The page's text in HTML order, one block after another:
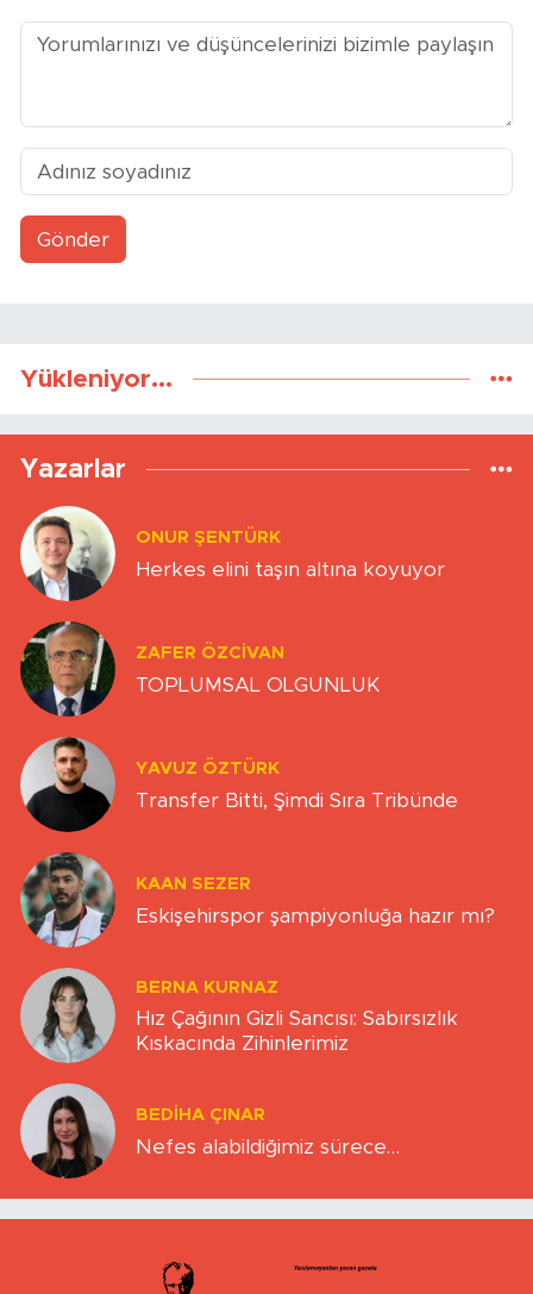
Gönder
Yükleniyor...
Yazarlar
ONUR ŞENTÜRK
Herkes elini taşın altına koyuyor
ZAFER ÖZCIVAN
TOPLUMSAL OLGUNLUK
YAVUZ ÖZTÜRK
Transfer Bitti, Şimdi Sıra Tribünde
KAAN SEZER
Eskişehirspor şampiyonluğa hazır mı?
BERNA KURNAZ
Hız Çağının Gizli Sancısı: Sabırsızlık
Kıskacında Zihinlerimiz
BEDIHA ÇINAR
Nefes alabildiğimiz sürece…